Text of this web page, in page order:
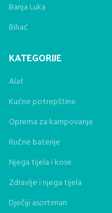
Banja Luka
Bihać
KATEGORIJE
Alat
Kućne potrepštine
Oprema za kampovanje
Ručne baterije
Njega tijela i kose
Zdravlje i njega tijela
Dječiji asortiman